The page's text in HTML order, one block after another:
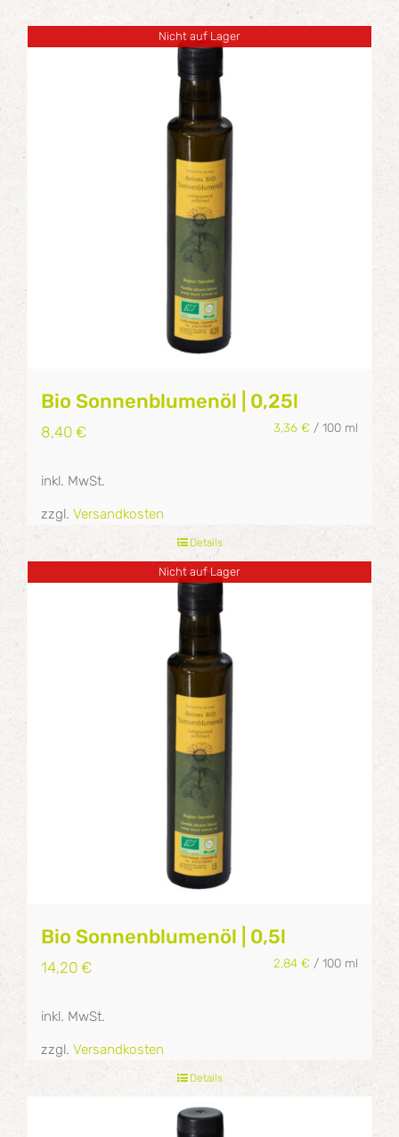
Nicht auf Lager
Bio Sonnenblumenöl | 0,25l
8,40 € 3,36€ /100 ml
inkl. MwSt.
zzgl. Versandkosten
Details
Nicht auf Lager
Bio Sonnenblumenöl | 0,5l
14,20 € 2,84€ /100 ml
inkl. MwSt.
zzgl. Versandkosten
Details